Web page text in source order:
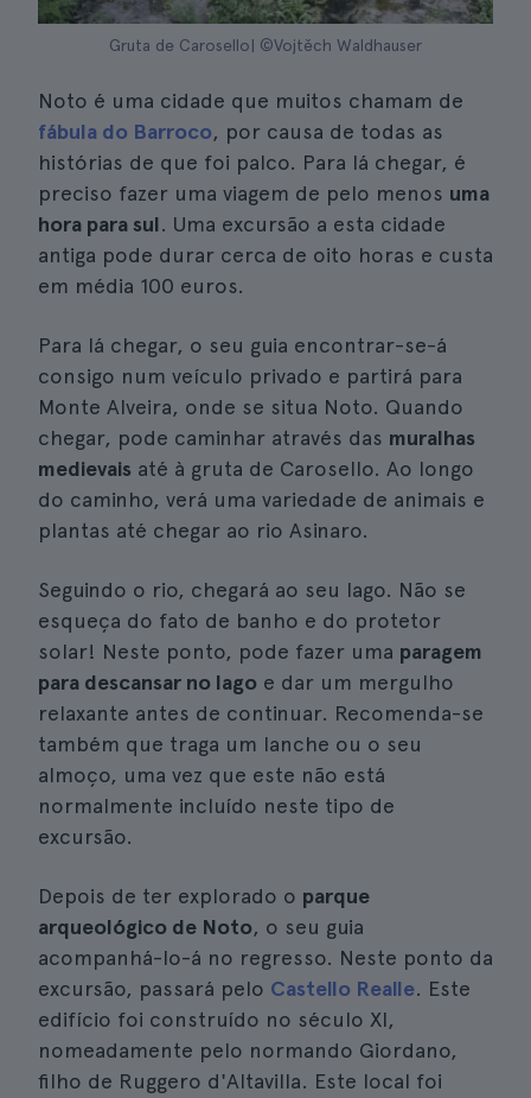
Gruta de Carosello| ©Vojtěch Waldhauser
Noto é uma cidade que muitos chamam de
fábula do Barroco, por causa de todas as
histórias de que foi palco. Para lá chegar, é
preciso fazer uma viagem de pelo menos uma
hora para sul. Uma excursão a esta cidade
antiga pode durar cerca de oito horas e custa
em média 100 euros.
Para lá chegar, o seu guia encontrar-se-á
consigo num veículo privado e partirá para
Monte Alveira, onde se situa Noto. Quando
chegar, pode caminhar através das muralhas
medievais até à gruta de Carosello. Ao longo
do caminho, verá uma variedade de animais e
plantas até chegar ao rio Asinaro.
Seguindo o rio, chegará ao seu lago. Não se
esqueça do fato de banho e do protetor
solar! Neste ponto, pode fazer uma paragem
para descansar no lago e dar um mergulho
relaxante antes de continuar. Recomenda-se
também que traga um lanche ou o seu
almoço, uma vez que este não está
normalmente incluído neste tipo de
excursão.
Depois de ter explorado o parque
arqueológico de Noto, o seu guia
acompanhá-lo-á no regresso. Neste ponto da
excursão, passará pelo Castello Realle. Este
edifício foi construído no século XI,
nomeadamente pelo normando Giordano,
filho de Ruggero d'Altavilla. Este local foi